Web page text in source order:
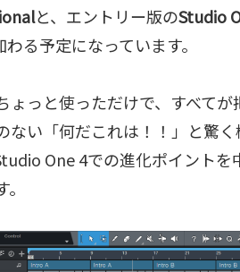
と、エントリー版のStudio
わる予定になっています。
ょっと使っただけで、すべて
ない「何だこれは！！」と驚
One 4での進化ポイント